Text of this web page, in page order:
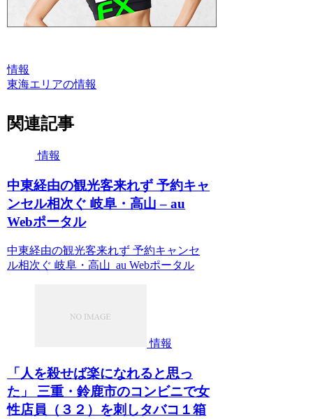
情報
東海エリアの情報
関連記事
情報
中東経由の観光客来れず 予約キャ
ンセル相次ぐ 岐阜・高山 – au
Webポータル
中東経由の観光客来れず 予約キャンセ
ル相次ぐ 岐阜・高山 au Webポータル
情報
「人を殺せば楽になれると思っ
た」 三重・鈴鹿市のコンビニで女
性店員（３２）を刺しタバコ１箱